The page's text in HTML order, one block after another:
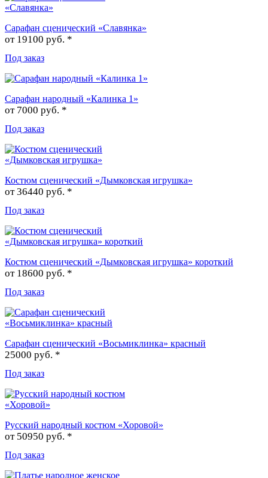
Сарафан сценический «Славянка»
от 19100 руб. *
Под заказ
Сарафан народный «Калинка 1»
от 7000 руб. *
Под заказ
Костюм сценический «Дымковская игрушка»
от36440 руб. *
Под заказ
Костюм сценический «Дымковская игрушка» короткий
от 18600 руб. *
Под заказ
Сарафан сценический «Восьмиклинка» красный
25000 руб. *
Под заказ
Русский народный костюм «Хоровой»
от 50950 руб. *
Под заказ